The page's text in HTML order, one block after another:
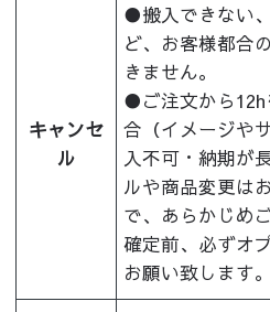
キャンセ
ル
●搬入できない
ど、お客様都合
きません。
●ご注文から12h
合（イメージや
入不可・納期が
ルや商品変更は
で、あらかじめ
確定前、必ずオ
お願い致します。